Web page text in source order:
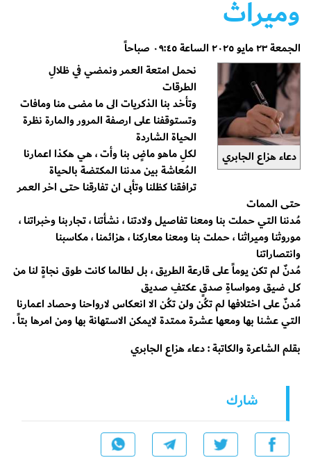
وميراث
الجمعة ٢٣ مايو ٢٠٢٥ الساعة ٠٩:٤٥ صباحاً
دعاء هزاع الجابري
نحمل امتعة العمر ونمضي في ظلالِ
الطرقات
وتأخد بنا الذكريات الى ما مضى منا ومافات
وتستوقفنا على ارصفة المرور والمارة نظرة
الحياة الشاردة
لكلِ ماهو ماضٍ بنا وأت ، هي هكذا اعمارنا
المُعاشة بين مدننا المكتضة بالحياة
ترافقنا كظلنا وتأبى ان تفارقنا حتى اخر العمر
حتى الممات
مُدننا التي حملت بنا ومعنا تفاصيل ولادتنا ، نشأتنا ، تجاربنا وخبراتنا ،
موروثنا وميراثنا ، حملت بنا ومعنا معاركنا ، هزائمنا ، مكاسبنا
وانتصاراتنا
مُدنٌ لم تكن يوماً على قارعة الطريق ، بل لطالما كانت طوق نجاةٍ لنا من
كل ضيق ومواساةِ صدقٍ عكتفِ صديق
مُدنٌ على اختلافها لم تكُن ولن تكُن الا انعكاس لارواحنا وحصاد اعمارنا
التي عشنا بها ومعها عشرة ممتدة لايمكن الاستهانة بها ومن امرها بتاً .
بقلم الشاعرة والكاتبة : دعاء هزاع الجابري
شارك